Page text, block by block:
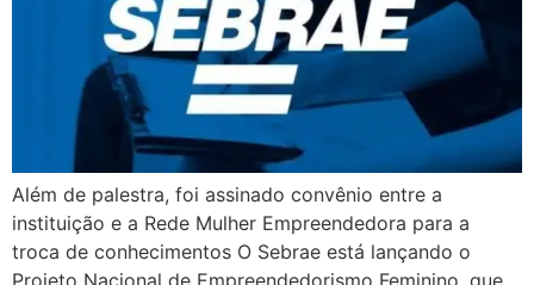
Além de palestra, foi assinado convênio entre a
instituição e a Rede Mulher Empreendedora para a
troca de conhecimentos O Sebrae está lançando o
Projeto Nacional de Empreendedorismo Feminino, que